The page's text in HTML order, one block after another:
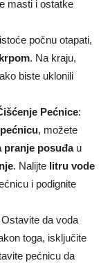
masti i ostatke
počnu otapati,
krpom. Na kraju,
biste uklonili
Pećnice:
, možete
pranje posuđau
. Nalijte litru vode
i podignite
da voda
toga, isključite
pećnicu da